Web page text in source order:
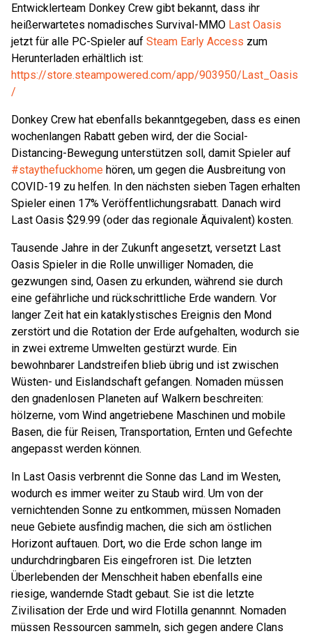
Entwicklerteam Donkey Crew gibt bekannt, dass ihr
heißerwartetes nomadisches Survival-MMO Last Oasis
jetzt für alle PC-Spieler auf Steam Early Access zum
Herunterladen erhältlich ist:
https://store.steampowered.com/app/903950/Last_Oasis
/
Donkey Crew hat ebenfalls bekanntgegeben, dass es einen
wochenlangen Rabatt geben wird, der die Social-
Distancing-Bewegung unterstützen soll, damit Spieler auf
#staythefuckhome hören, um gegen die Ausbreitung von
COVID-19 zu helfen. In den nächsten sieben Tagen erhalten
Spieler einen 17% Veröffentlichungsrabatt. Danach wird
Last Oasis $29.99 (oder das regionale Äquivalent) kosten.
Tausende Jahre in der Zukunft angesetzt, versetzt Last
Oasis Spieler in die Rolle unwilliger Nomaden, die
gezwungen sind, Oasen zu erkunden, während sie durch
eine gefährliche und rückschrittliche Erde wandern. Vor
langer Zeit hat ein kataklystisches Ereignis den Mond
zerstört und die Rotation der Erde aufgehalten, wodurch sie
in zwei extreme Umwelten gestürzt wurde. Ein
bewohnbarer Landstreifen blieb übrig und ist zwischen
Wüsten- und Eislandschaft gefangen. Nomaden müssen
den gnadenlosen Planeten auf Walkern beschreiten:
hölzerne, vom Wind angetriebene Maschinen und mobile
Basen, die für Reisen, Transportation, Ernten und Gefechte
angepasst werden können.
In Last Oasis verbrennt die Sonne das Land im Westen,
wodurch es immer weiter zu Staub wird. Um von der
vernichtenden Sonne zu entkommen, müssen Nomaden
neue Gebiete ausfindig machen, die sich am östlichen
Horizont auftauen. Dort, wo die Erde schon lange im
undurchdringbaren Eis eingefroren ist. Die letzten
Überlebenden der Menschheit haben ebenfalls eine
riesige, wandernde Stadt gebaut. Sie ist die letzte
Zivilisation der Erde und wird Flotilla genannnt. Nomaden
müssen Ressourcen sammeln, sich gegen andere Clans